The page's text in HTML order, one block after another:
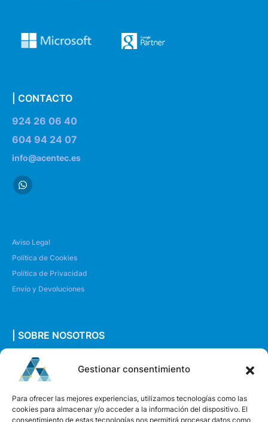
Gestionar consentimiento
Para ofrecer las mejores experiencias, utilizamos tecnologías como las
cookies para almacenar y/o acceder a la información del dispositivo. El
consentimiento de estas tecnologías nos permitirá procesar datos como
| CONTACTO
924 26 06 40
604 94 24 07
info@acentec.es
Aviso Legal
Política de Cookies
Política de Privacidad
Envío y Devoluciones
| SOBRE NOSOTROS
Quiénes somos
Envíanos un mensaje